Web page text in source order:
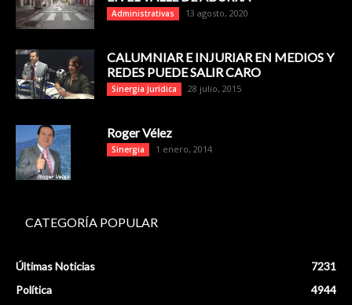
Administrativas 13 agosto, 2020
CALUMNIAR E INJURIAR EN MEDIOS Y
REDES PUEDE SALIR CARO
Sinergia Jurídica 28 julio, 2015
Roger Vélez
Sinergia 1 enero, 2014
CATEGORÍA POPULAR
Últimas Noticias
7231
Política
4944